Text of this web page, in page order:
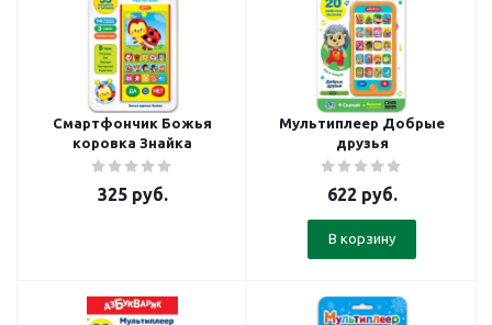
Смартфончик Божья
коровка Знайка
325руб.
Мультиплеер Добрые
друзья
622 руб.
В корзину